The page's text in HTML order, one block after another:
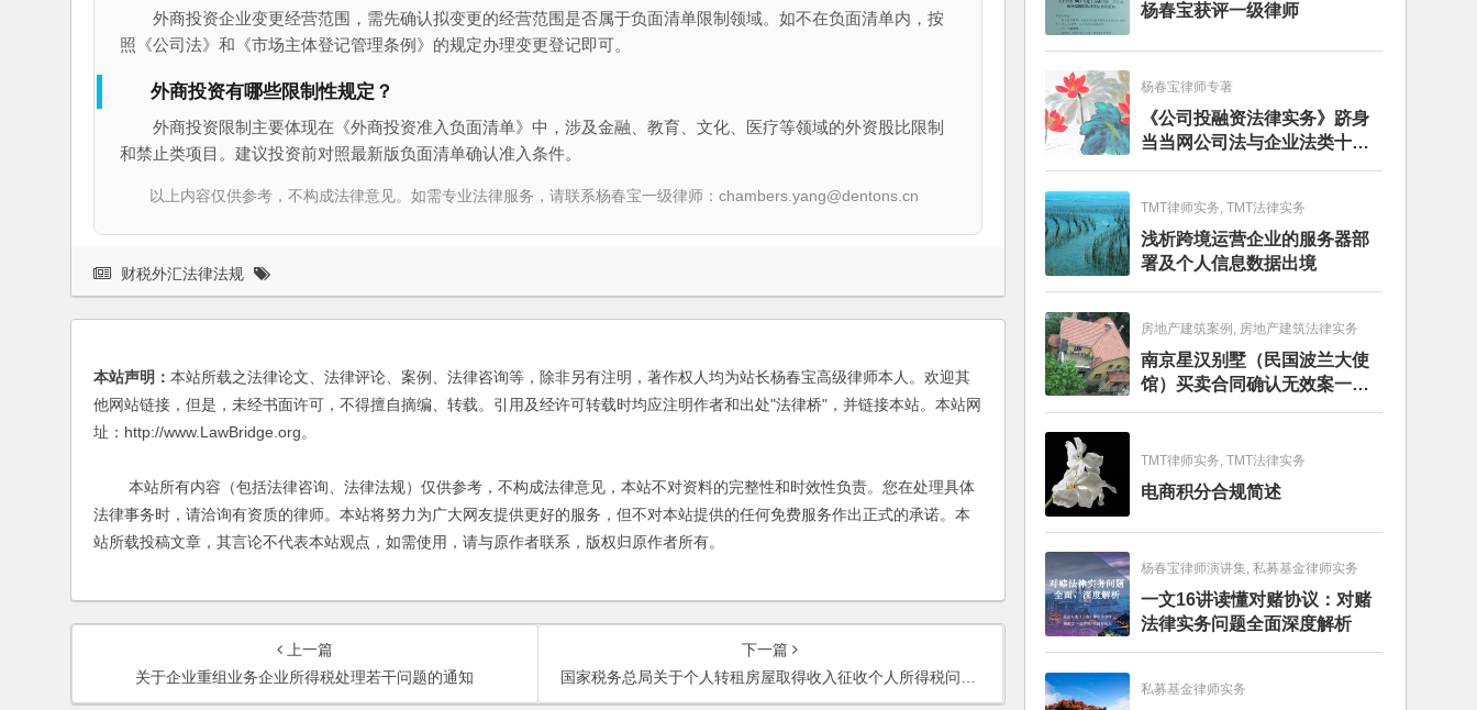
外商投资企业变更经营范围，需先确认拟变更的经营范围是否属于负面清单限制领域。如不在负面清单内，按
照《公司法》和《市场主体登记管理条例》的规定办理变更登记即可。
外商投资有哪些限制性规定？
外商投资限制主要体现在《外商投资准入负面清单》中，涉及金融、教育、文化、医疗等领域的外资股比限制
和禁止类项目。建议投资前对照最新版负面清单确认准入条件。
以上内容仅供参考，不构成法律意见。如需专业法律服务，请联系杨春宝一级律师：chambers.yang@dentons.cn
财税外汇法律法规
本站声明： 本站所载之法律论文、法律评论、案例、法律咨询等，除非另有注明，著作权人均为站长杨春宝高级律师本人。欢迎其
他网站链接，但是，未经书面许可，不得擅自摘编、转载。引用及经许可转载时均应注明作者和出处"法律桥"，并链接本站。本站网
址：http://www.LawBridge.org。
本站所有内容（包括法律咨询、法律法规）仅供参考，不构成法律意见，本站不对资料的完整性和时效性负责。您在处理具体
法律事务时，请洽询有资质的律师。本站将努力为广大网友提供更好的服务，但不对本站提供的任何免费服务作出正式的承诺。本
站所载投稿文章，其言论不代表本站观点，如需使用，请与原作者联系，版权归原作者所有。
上一篇
关于企业重组业务企业所得税处理若干问题的通知
下一篇
国家税务总局关于个人转租房屋取得收入征收个人所得税问题的通知
杨春宝获评一级律师
杨春宝律师专著
《公司投融资法律实务》跻身
当当网公司法与企业法类十大
畅销图书榜
TMT律师实务, TMT法律实务
浅析跨境运营企业的服务器部
署及个人信息数据出境
房地产建筑案例, 房地产建筑法律实务
南京星汉别墅（民国波兰大使
馆）买卖合同确认无效案一审
判决书
TMT律师实务, TMT法律实务
电商积分合规简述
杨春宝律师演讲集, 私募基金律师实务
一文16讲读懂对赌协议：对赌
法律实务问题全面深度解析
私募基金律师实务